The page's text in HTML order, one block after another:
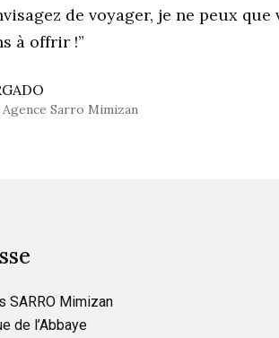
de voyager, je ne peux
à offrir !”
Agence Sarro Mimizan
SARRO Mimizan
de l’Abbaye